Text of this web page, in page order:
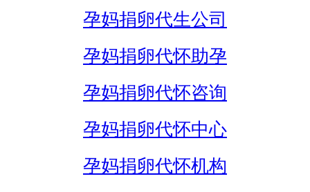
孕妈捐卵代生公司
孕妈捐卵代怀助孕
孕妈捐卵代怀咨询
孕妈捐卵代怀中心
孕妈捐卵代怀机构